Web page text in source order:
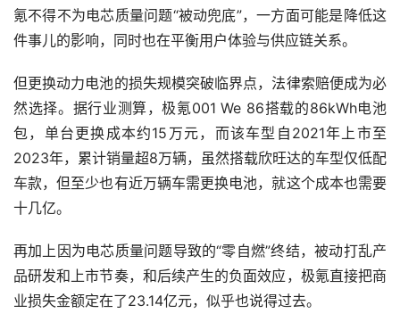
氪不得不为电芯质量问题“被动兜底”，一方面可能是降低这
件事儿的影响，同时也在平衡用户体验与供应链关系。
但更换动力电池的损失规模突破临界点，法律索赔便成为必
然选择。据行业测算，极氪001 We 86搭载的86kWh电池
包，单台更换成本约15万元，而该车型自2021年上市至
2023年，累计销量超8万辆，虽然搭载欣旺达的车型仅低配
车款，但至少也有近万辆车需更换电池，就这个成本也需要
十几亿。
再加上因为电芯质量问题导致的“零自燃”终结，被动打乱产
品研发和上市节奏，和后续产生的负面效应，极氪直接把商
业损失金额定在了23.14亿元，似乎也说得过去。